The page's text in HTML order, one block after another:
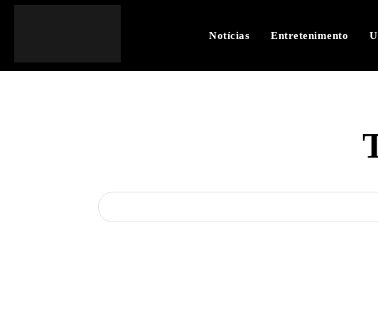
Notícias Entretenimento